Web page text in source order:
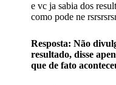
e vc ja sabia dos
como pode ne
Resposta: Não
resultado, disse
que de fato